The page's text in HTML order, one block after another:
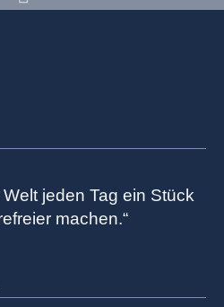
jeden Tag ein Stück
machen.“